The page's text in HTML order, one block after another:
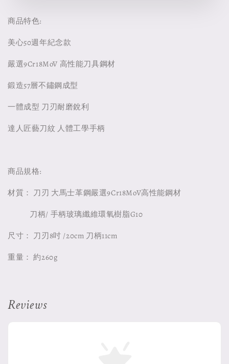
商品特色:
美心50週年紀念款
嚴選9Cr18MoV 高性能刀具鋼材
鍛造57層不鏽鋼成型
一體成型 刀刃耐磨銳利
達人匠藝刀紋 人體工學手柄
商品規格:
材質： 刀刃 大馬士革鋼嚴選9Cr18MoV高性能鋼材
刀柄/ 手柄玻璃纖維環氧樹脂G10
尺寸： 刀刃8吋 /20cm 刀柄11cm
重量： 約260g
Reviews